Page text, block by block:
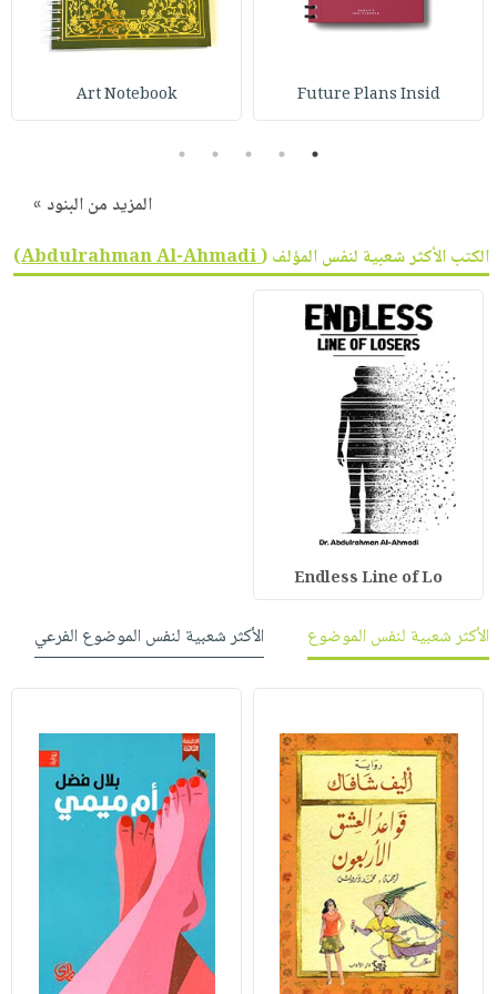
Future Plans Insid
Art Notebook
1
2
3
4
5
المزيد من البنود »
الكتب الأكثر شعبية لنفس المؤلف (Abdulrahman Al-Ahmadi
)
Endless Line of Lo
الأكثر شعبية لنفس الموضوع الأكثر شعبية لنفس الموضوع الفرعي